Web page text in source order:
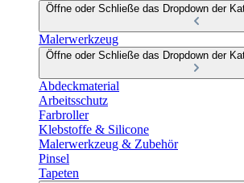
Öffne oder Schließe das Dropdown der
Malerwerkzeug
Öffne oder Schließe das Dropdown der
Abdeckmaterial
Arbeitsschutz
Farbroller
Klebstoffe & Silicone
Malerwerkzeug & Zubehör
Pinsel
Tapeten